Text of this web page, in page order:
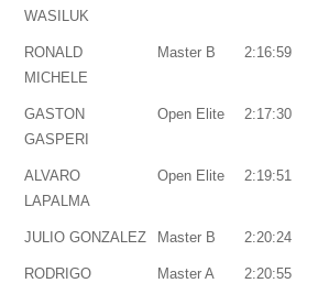
WASILUK
RONALD
MICHELE
Master B 2:16:59
GASTON
GASPERI
Open Elite 2:17:30
ALVARO
LAPALMA
Open Elite 2:19:51
JULIO GONZALEZ Master B 2:20:24
RODRIGO
Master A 2:20:55